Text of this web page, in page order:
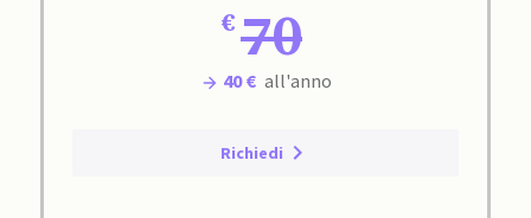
70
40 € all'anno
Richiedi